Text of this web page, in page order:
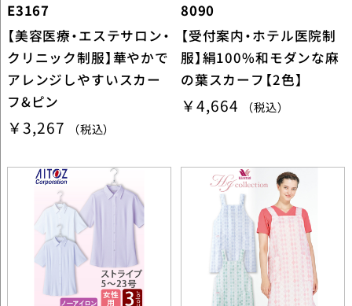
E3167
【美容医療・エステサロン・
クリニック制服】華やかで
アレンジしやすいスカー
フ&ピン
￥3,267 （税込）
8090
【受付案内・ホテル医院制
服】絹100%和モダンな麻
の葉スカーフ【2色】
￥4,664 （税込）